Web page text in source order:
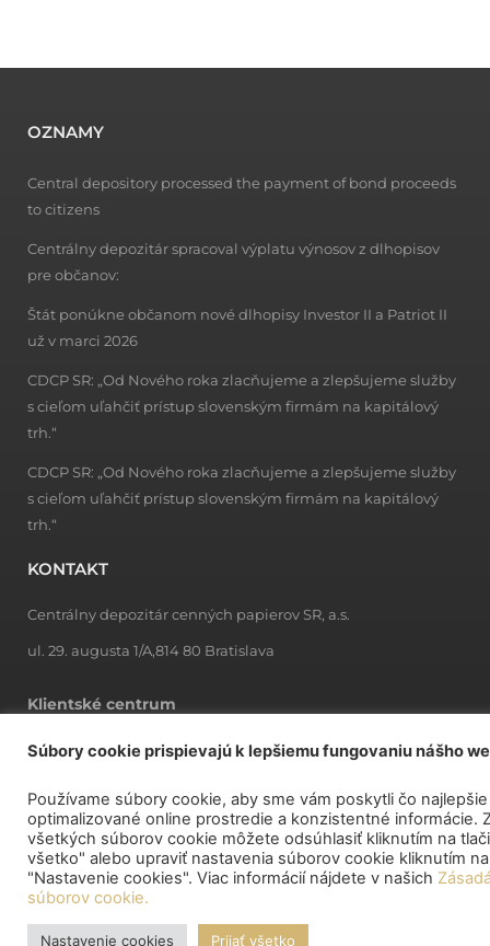
OZNAMY
Central depository processed the payment of bond proceeds
to citizens
Centrálny depozitár spracoval výplatu výnosov z dlhopisov
pre občanov:
Štát ponúkne občanom nové dlhopisy Investor II a Patriot II
už v marci 2026
CDCP SR: „Od Nového roka zlacňujeme a zlepšujeme služby
s cieľom uľahčiť prístup slovenským firmám na kapitálový
trh.“
CDCP SR: „Od Nového roka zlacňujeme a zlepšujeme služby
s cieľom uľahčiť prístup slovenským firmám na kapitálový
trh.“
KONTAKT
Centrálny depozitár cenných papierov SR, a.s.
ul. 29. augusta 1/A,814 80 Bratislava
Klientské centrum
Podateľňa
Po-Pia:
ODKAZY
CENNÍK CDCP SR
ZRUŠENIE ÚČTU MAJITEĽA
Súbory cookie prispievajú k lepšiemu fungovaniu nášho
Používame súbory cookie, aby sme vám poskytli čo najlepšie
optimalizované online prostredie a konzistentné informácie.
všetkých súborov cookie môžete odsúhlasiť kliknutím na
všetko" alebo upraviť nastavenia súborov cookie kliknutím
"Nastavenie cookies". Viac informácií nájdete v našich
súborov cookie.
Nastavenie cookies Prijať všetko